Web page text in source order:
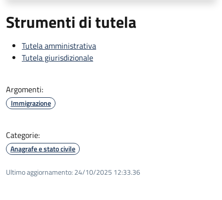
Strumenti di tutela
Tutela amministrativa
Tutela giurisdizionale
Argomenti:
Immigrazione
Categorie:
Anagrafe e stato civile
Ultimo aggiornamento: 24/10/2025 12:33.36